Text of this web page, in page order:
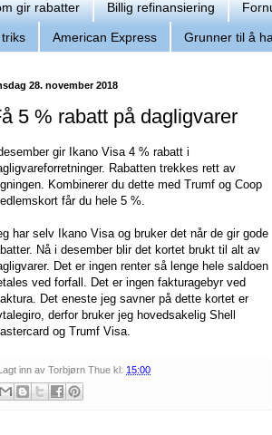
gir rabatter Billig refinansiering
American Express Grunner til å
28. november 2018
5 % rabatt på dagligvarer
gir Ikano Visa 4 % rabatt i
Rabatten trekkes rett av
Kombinerer du dette med Trumf og Coop
får du hele 5 %.
har selv Ikano Visa og bruker det når de gir gode
Nå i desember blir det kortet brukt til alt av
Det er ingen renter så lenge hele saldoen
ved forfall. Det er ingen fakturagebyr ved
Det eneste jeg savner på dette kortet er
derfor bruker jeg hovedsakelig Shell
og Trumf Visa.
inn av Torbjørn Thue kl. 15:00